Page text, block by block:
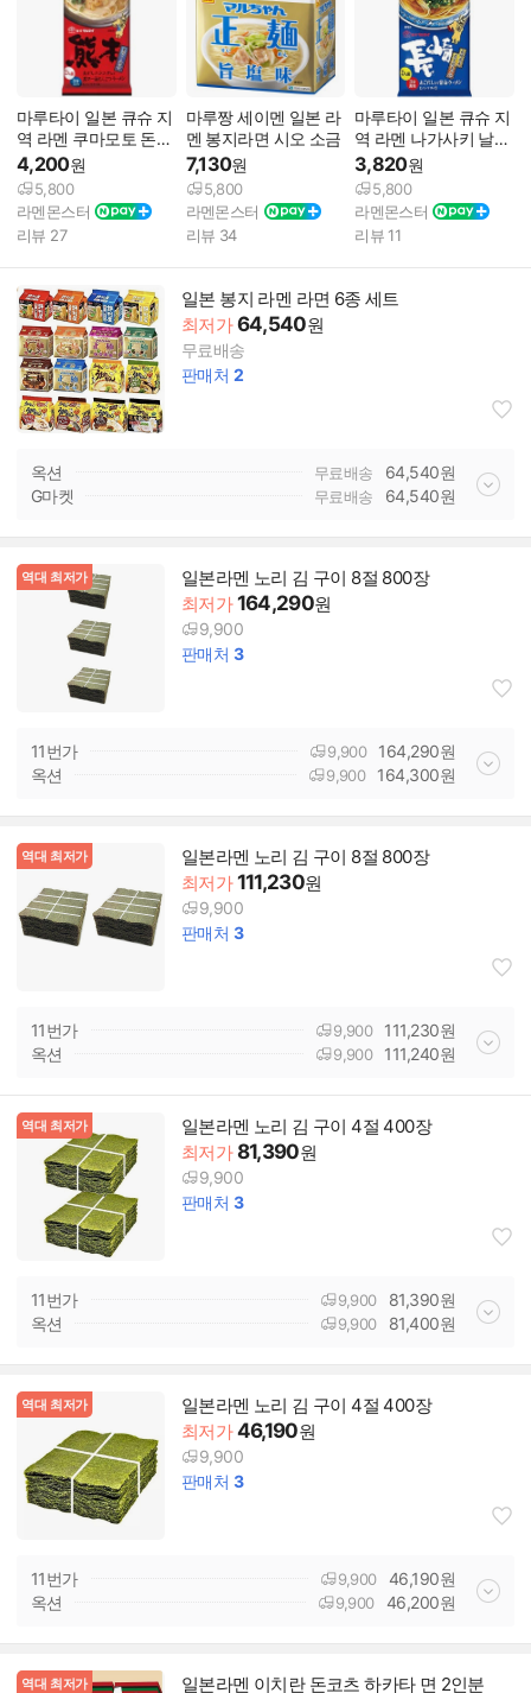
마루타이 일본 큐슈 지
역 라멘 쿠마모토 돈코
츠
4,200원
5,800
라멘몬스터
리뷰 27
마루짱 세이멘 일본 라
멘 봉지라면 시오 소금
7,130원
5,800
라멘몬스터
리뷰 34
마루타이 일본 큐슈 지
역 라멘 나가사키 날치
육수 간장
3,820원
5,800
라멘몬스터
리뷰11
일본 봉지 라멘 라면 6종 세트
최저가64,540원
무료배송
판매처 2
옥션 무료배송 64,540원
G마켓
무료배송 64,540원
역대 최저가
일본라멘 노리 김 구이 8절 800장
최저가164,290원
9,900
판매처 3
11번가 9,900 164,290원
옥션
9,900 164,300원
역대 최저가
일본라멘 노리 김 구이 8절 800장
최저가111,230원
9,900
판매처 3
11번가 9,900 111,230원
옥션
9,900 111,240원
역대 최저가
일본라멘 노리 김 구이 4절 400장
최저가81,390원
9,900
판매처 3
11번가 9,900 81,390원
옥션
9,900 81,400원
역대 최저가
일본라멘 노리 김 구이 4절 400장
최저가46,190원
9,900
판매처 3
11번가 9,900 46,190원
옥션
9,900 46,200원
역대 최저가 일본라멘 이치란 돈코츠 하카타 면 2인분